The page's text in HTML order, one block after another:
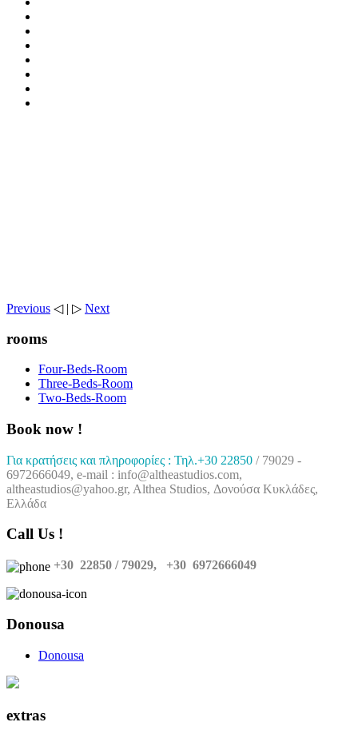
Previous ◁ | ▷ Next
rooms
Four-Beds-Room
Three-Beds-Room
Two-Beds-Room
Book now !
Για κρατήσεις και πληροφορίες : Τηλ.+30 22850 / 79029 -
6972666049, e-mail : info@altheastudios.com,
altheastudios@yahoo.gr, Althea Studios, Δονούσα Κυκλάδες,
Ελλάδα
Call Us !
+30 22850 / 79029, +30 6972666049
Donousa
Donousa
extras